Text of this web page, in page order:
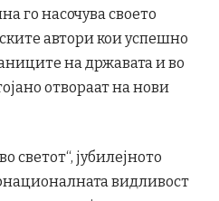
го насочува своето
автори кои успешно
на државата и во
отвораат на нови
светот“, јубилејното
видливост